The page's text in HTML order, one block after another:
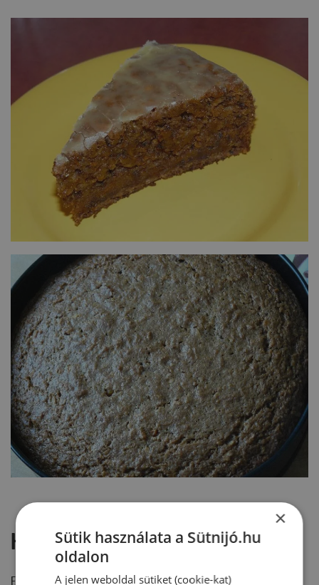
Hozzászólások
Ehhez a recepthez még nem érkezett hozzászólás.
×
Sütik használata a Sütnijó.hu
oldalon
A jelen weboldal sütiket (cookie-kat)